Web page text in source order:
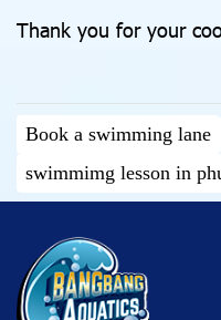
Thank you for your
Book a swimming lane
swimmimg lesson in